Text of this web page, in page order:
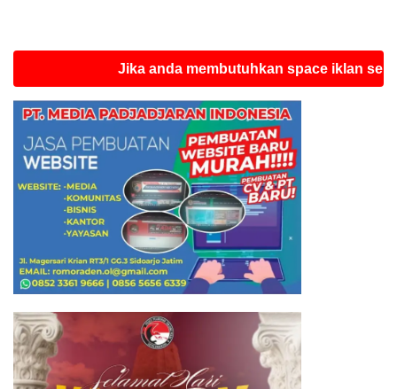
Jika anda membutuhkan space iklan seperti ini